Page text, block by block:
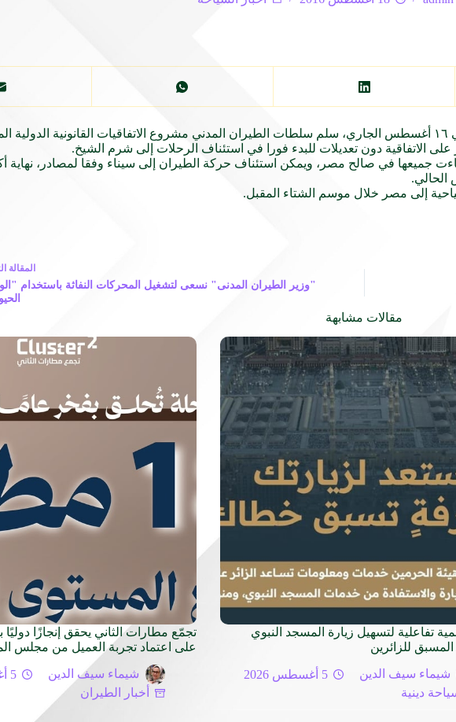
المدني مشروع الاتفاقيات القانونية الدولية
على الاتفاقية دون تعديلات للبدء فورا في استئناف الرحلات إلى شرم الشيخ.
جاءت جميعها في صالح مصر، ويمكن استئناف حركة الطيران إلى سيناء وفقا لمصادر، نهاية
إلى مصر خلال موسم الشتاء المقبل.
المقالة
"وزير الطيران المدنى" نسعى لتشغيل المحركات النفاثة باستخدام
مقالات مشابهة
تفاعلية لتسهيل زيارة المسجد النبوي
للزائرين
شيماء سيف الدين
5 أغسطس 2026
دينية
على اعتماد تجربة العميل من مجلس
شيماء سيف الدين
5 أغسطس 2026
أخبار الطيران